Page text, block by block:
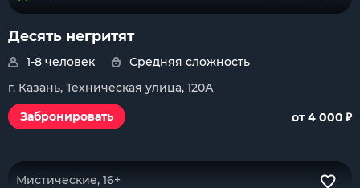
Десять негритят
1-8 человек
Средняя сложность
г. Казань, Техническая улица, 120А
Забронировать
от 4 000 ₽
Мистические, 16+